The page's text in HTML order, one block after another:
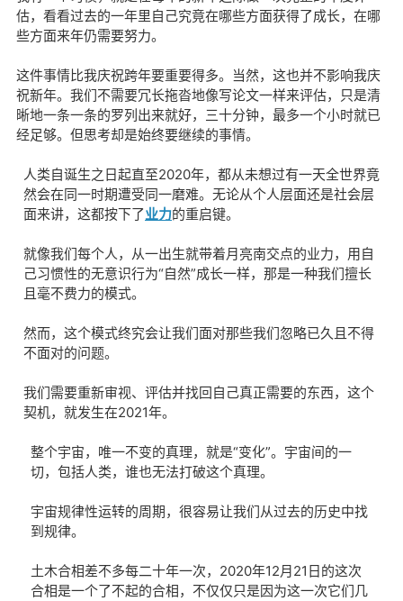
估，看看过去的一年里自己究竟在哪些方面获得了成长，在哪
些方面来年仍需要努力。
这件事情比我庆祝跨年要重要得多。当然，这也并不影响我庆
祝新年。 我们不需要冗长拖沓地像写论文一样来评估，只是清
晰地一条一条的罗列出来就好，三十分钟，最多一个小时就已
经足够。但思考却是始终要继续的事情。
人类自诞生之日起直至2020年，都从未想过有一天全世界竟
然会在同一时期遭受同一磨难。无论从个人层面还是社会层
面来讲，这都按下了业力的重启键。
就像我们每个人，从一出生就带着月亮南交点的业力，用自
己习惯性的无意识行为“自然”成长一样，那是一种我们擅长
且毫不费力的模式。
然而，这个模式终究会让我们面对那些我们忽略已久且不得
不面对的问题。
我们需要重新审视、评估并找回自己真正需要的东西，这个
契机，就发生在2021年。
整个宇宙，唯一不变的真理，就是“变化”。宇宙间的一
切，包括人类，谁也无法打破这个真理。
宇宙规律性运转的周期，很容易让我们从过去的历史中找
到规律。
土木合相差不多每二十年一次， 2020年12月21日的这次
合相是一个了不起的合相 ，不仅仅只是因为这一次它们几